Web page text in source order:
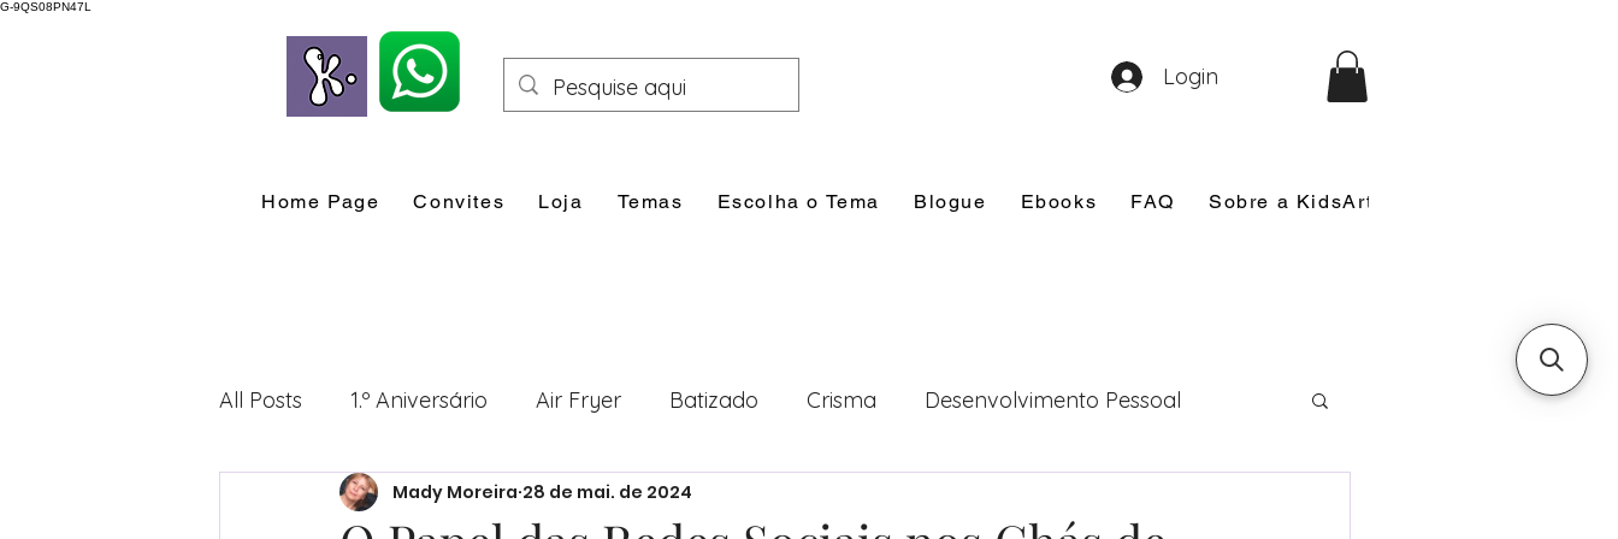
G-9QS08PN47L
Home Page Convites Loja Temas Escolha o Tema Blogue Ebooks FAQ Sobre a KidsArt
Login
All Posts 1.º Aniversário Air Fryer Batizado Crisma Desenvolvimento Pessoal
Desenvolvimento Profissional Festas
Mady Moreira 28 de mai. de 2024